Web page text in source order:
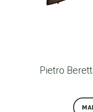
Pietro